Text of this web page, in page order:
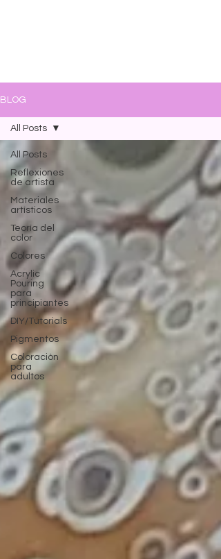
BLOG
All Posts
Reflexiones
de artista
Materiales
artísticos
Teoría del
color
Colores
Acrylic
Pouring
para
principiantes
DIY/Tutorials
Pigmentos
Coloraciòn
para
adultos
All Posts